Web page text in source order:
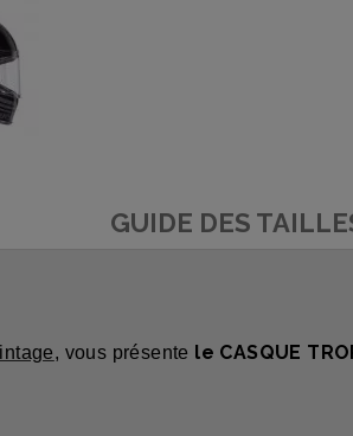
GUIDE DES
, vous présente le CASQUE